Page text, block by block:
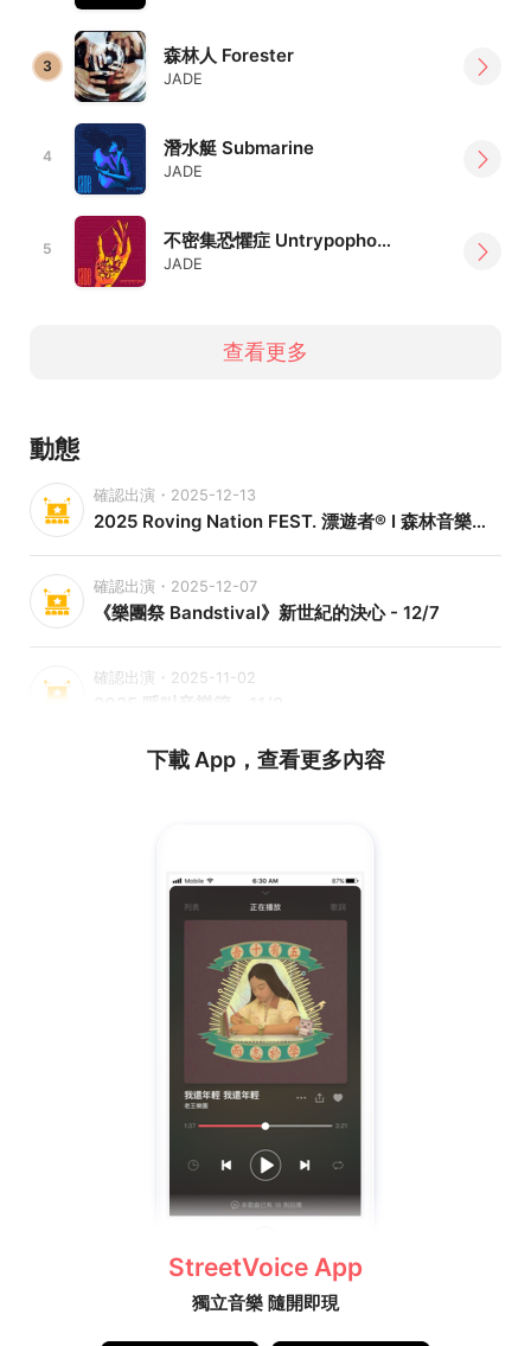
3 森林人 Forester
JADE
4 潛水艇 Submarine
JADE
5 不密集恐懼症 Untrypophobia
JADE
查看更多
動態
確認出演・2025-12-13
2025 Roving Nation FEST. 漂遊者® I 森林音樂祭 - 12/13
確認出演・2025-12-07
《樂團祭 Bandstival》新世紀的決心 - 12/7
確認出演・2025-11-02
2025 呼叫音樂節 - 11/2
下載 App，查看更多內容
StreetVoice App
獨立音樂 隨開即現